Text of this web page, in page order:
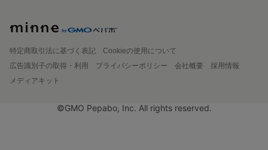
特定商取引法に基づく表記
Cookieの使用について
広告識別子の取得・利用
プライバシーポリシー 会社概要
採用情報
メディアキット
©GMO Pepabo, Inc. All rights reserved.